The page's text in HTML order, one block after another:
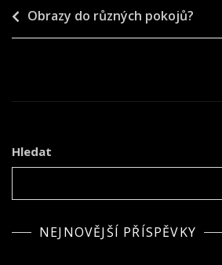
Navigace
pro
Obrazy do různých pokojů?
Hledat
NEJNOVĚJŠÍ PŘÍSPĚVKY